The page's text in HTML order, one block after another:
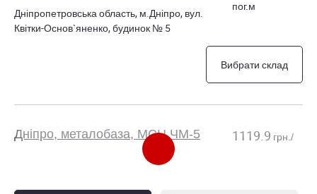
Дніпропетровська область, м.Дніпро, вул.
Квітки-Основ`яненко, будинок № 5
пог.м
Вибрати склад
Дніпро, металобаза, МСЦ ЧМ-5
Дніпропетровська область, м.Дніпро, вул.
1119.9 грн./